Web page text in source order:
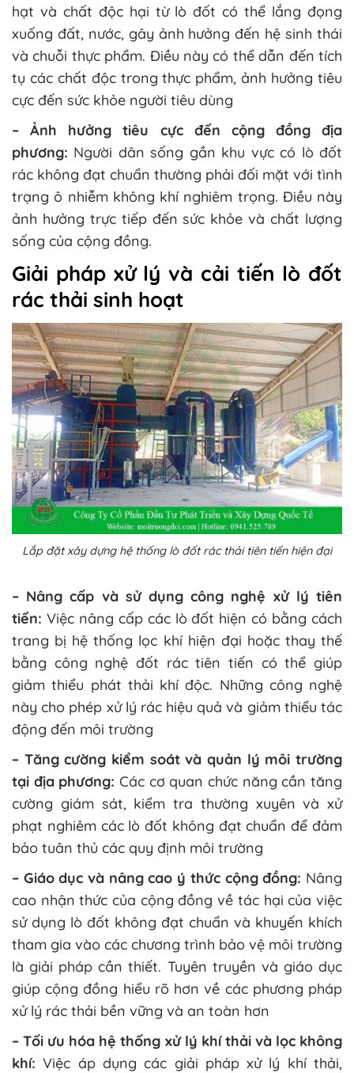
hạt và chất độc hại từ lò đốt có thể lắng đọng
xuống đất, nước, gây ảnh hưởng đến hệ sinh thái
và chuỗi thực phẩm. Điều này có thể dẫn đến tích
tụ các chất độc trong thực phẩm, ảnh hưởng tiêu
cực đến sức khỏe người tiêu dùng​
– Ảnh hưởng tiêu cực đến cộng đồng địa
phương: Người dân sống gần khu vực có lò đốt
rác không đạt chuẩn thường phải đối mặt với tình
trạng ô nhiễm không khí nghiêm trọng. Điều này
ảnh hưởng trực tiếp đến sức khỏe và chất lượng
sống của cộng đồng​.
Giải pháp xử lý và cải tiến lò đốt
rác thải sinh hoạt
Lắp đặt xây dựng hệ thống lò đốt rác thải tiên tiến hiện đại
– Nâng cấp và sử dụng công nghệ xử lý tiên
tiến: Việc nâng cấp các lò đốt hiện có bằng cách
trang bị hệ thống lọc khí hiện đại hoặc thay thế
bằng công nghệ đốt rác tiên tiến có thể giúp
giảm thiểu phát thải khí độc. Những công nghệ
này cho phép xử lý rác hiệu quả và giảm thiểu tác
động đến môi trường​
– Tăng cường kiểm soát và quản lý môi trường
tại địa phương: Các cơ quan chức năng cần tăng
cường giám sát, kiểm tra thường xuyên và xử
phạt nghiêm các lò đốt không đạt chuẩn để đảm
bảo tuân thủ các quy định môi trường​
– Giáo dục và nâng cao ý thức cộng đồng: Nâng
cao nhận thức của cộng đồng về tác hại của việc
sử dụng lò đốt không đạt chuẩn và khuyến khích
tham gia vào các chương trình bảo vệ môi trường
là giải pháp cần thiết. Tuyên truyền và giáo dục
giúp cộng đồng hiểu rõ hơn về các phương pháp
xử lý rác thải bền vững và an toàn hơn​
– Tối ưu hóa hệ thống xử lý khí thải và lọc không
khí: Việc áp dụng các giải pháp xử lý khí thải,